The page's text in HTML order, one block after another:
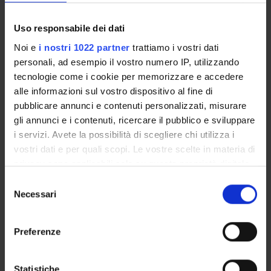
Uso responsabile dei dati
Noi e i nostri 1022 partner trattiamo i vostri dati
personali, ad esempio il vostro numero IP, utilizzando
tecnologie come i cookie per memorizzare e accedere
alle informazioni sul vostro dispositivo al fine di
pubblicare annunci e contenuti personalizzati, misurare
gli annunci e i contenuti, ricercare il pubblico e sviluppare
i servizi. Avete la possibilità di scegliere chi utilizza i
vostri dati e per quali scopi. Le vostre scelte in materia di
privacy sono applicabili solo su questa proprietà digitale
modificare o revocare il proprio consenso in qualsiasi
momento dalla Dichiarazione sui cookie o facendo clic
raccogliere informazioni sulla tua posizione
delNecessari
Preferenze
Questo progetto ha lo scopo di sviluppare formulazioni
per la crescita di piante il cui consumo alimentare
consenta di modulare efficacemente meccanismi
epigenetici e quindi aprire nuove frontiere di
prevenzione attraverso un’appropriata strategia
bioalimentare.
MAIN PARTNER
FABBRICA COOPERATIVA PERFOSFATI CEREA